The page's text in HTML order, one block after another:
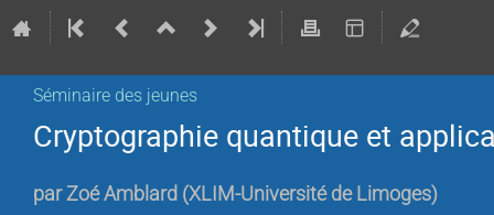
Séminaire des jeunes
Cryptographie quantique et
parZoé Amblard (XLIM-Université de Limoges)